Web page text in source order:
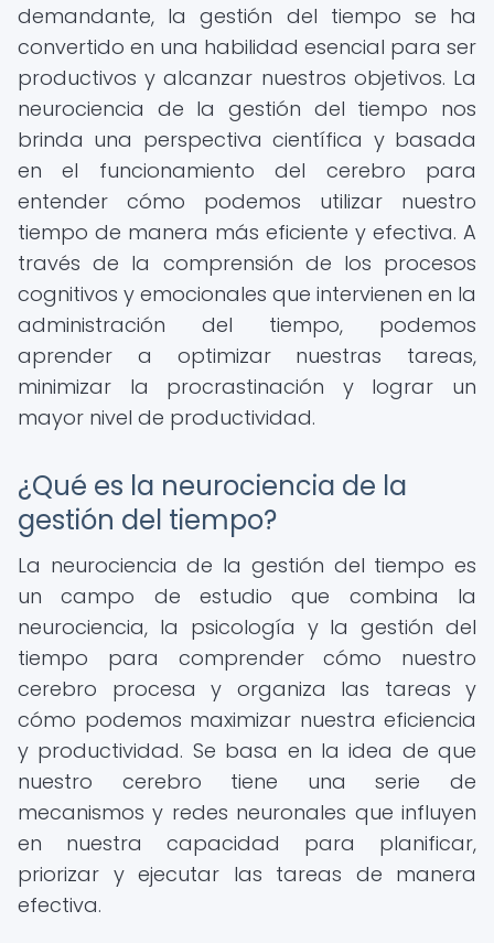
demandante, la gestión del tiempo se ha
convertido en una habilidad esencial para ser
productivos y alcanzar nuestros objetivos. La
neurociencia de la gestión del tiempo nos
brinda una perspectiva científica y basada
en el funcionamiento del cerebro para
entender cómo podemos utilizar nuestro
tiempo de manera más eficiente y efectiva. A
través de la comprensión de los procesos
cognitivos y emocionales que intervienen en la
administración del tiempo, podemos
aprender a optimizar nuestras tareas,
minimizar la procrastinación y lograr un
mayor nivel de productividad.
¿Qué es la neurociencia de la
gestión del tiempo?
La neurociencia de la gestión del tiempo es
un campo de estudio que combina la
neurociencia, la psicología y la gestión del
tiempo para comprender cómo nuestro
cerebro procesa y organiza las tareas y
cómo podemos maximizar nuestra eficiencia
y productividad. Se basa en la idea de que
nuestro cerebro tiene una serie de
mecanismos y redes neuronales que influyen
en nuestra capacidad para planificar,
priorizar y ejecutar las tareas de manera
efectiva.